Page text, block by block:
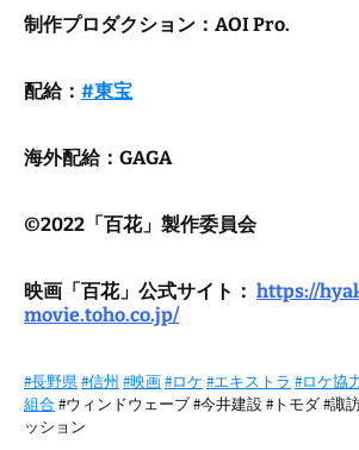
制作プロダクション：AOI Pro.
配給： #東宝
海外配給：GAGA
©2022「百花」製作委員会
映画「百花」公式サイト： https://
movie.toho.co.jp/
#長野県#信州 #映画#ロケ #エキストラ #ロケ協
組合#ウィンドウェーブ #今井建設 #トモダ #諏
ッション